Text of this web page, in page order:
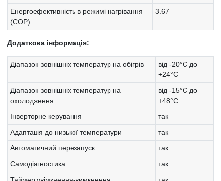
Енергоефективність в режимі нагрівання
(COP)
3.67
Додаткова інформація:
Діапазон зовнішніх температур на обігрів
від -20°С до
+24°С
Діапазон зовнішніх температур на
охолодження
від -15°С до
+48°С
Інверторне керування
так
Адаптація до низької температури
так
Автоматичний перезапуск
так
Самодіагностика
так